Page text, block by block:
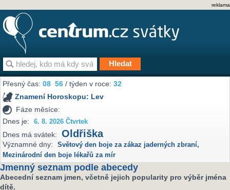
reklama
Přesný čas:08 56 / týden v roce:32
Znamení Horoskopu: Lev
Fáze měsíce:
Dnes je:
6. 8. 2026 Čtvrtek
Dnes má svátek: Oldřiška
Významné dny: Světový den boje za zákaz jaderných zbraní,
Mezinárodní den boje lékařů za mír
Jmenný seznam podle abecedy
Abecední seznam jmen, včetně jejich popularity pro výběr jména
dítě.